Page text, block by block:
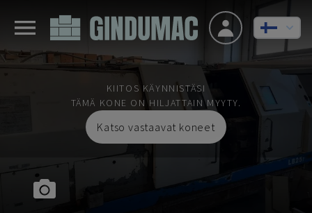
KIITOS KÄYNNISTÄSI
TÄMÄ KONE ON HILJATTAIN MYYTY.
Katso vastaavat koneet